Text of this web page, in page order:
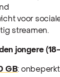
voor
streamen.
jongere
GB: